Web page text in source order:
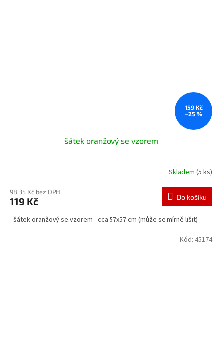
159 Kč
–25 %
šátek oranžový se vzorem
Skladem (5 ks)
98,35 Kč bez DPH
119 Kč Do košíku
- šátek oranžový se vzorem - cca 57x57 cm (může se mírně lišit)
Kód: 45174